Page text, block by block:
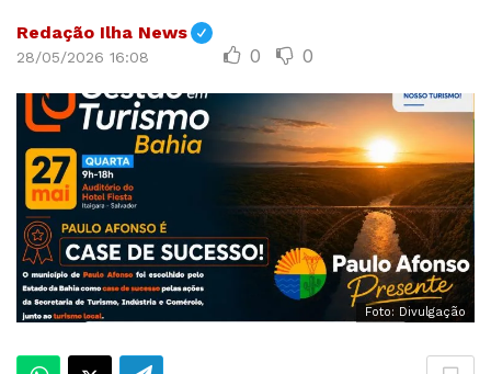
Redação Ilha News
28/05/2026 16:08 0 0
Foto: Divulgação